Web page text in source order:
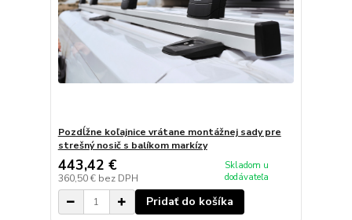
Pozdĺžne koľajnice vrátane montážnej sady pre
strešný nosič s balíkom markízy
443,42 €
360,50 € bez DPH
Skladom u
dodávateľa
Pridať do košíka